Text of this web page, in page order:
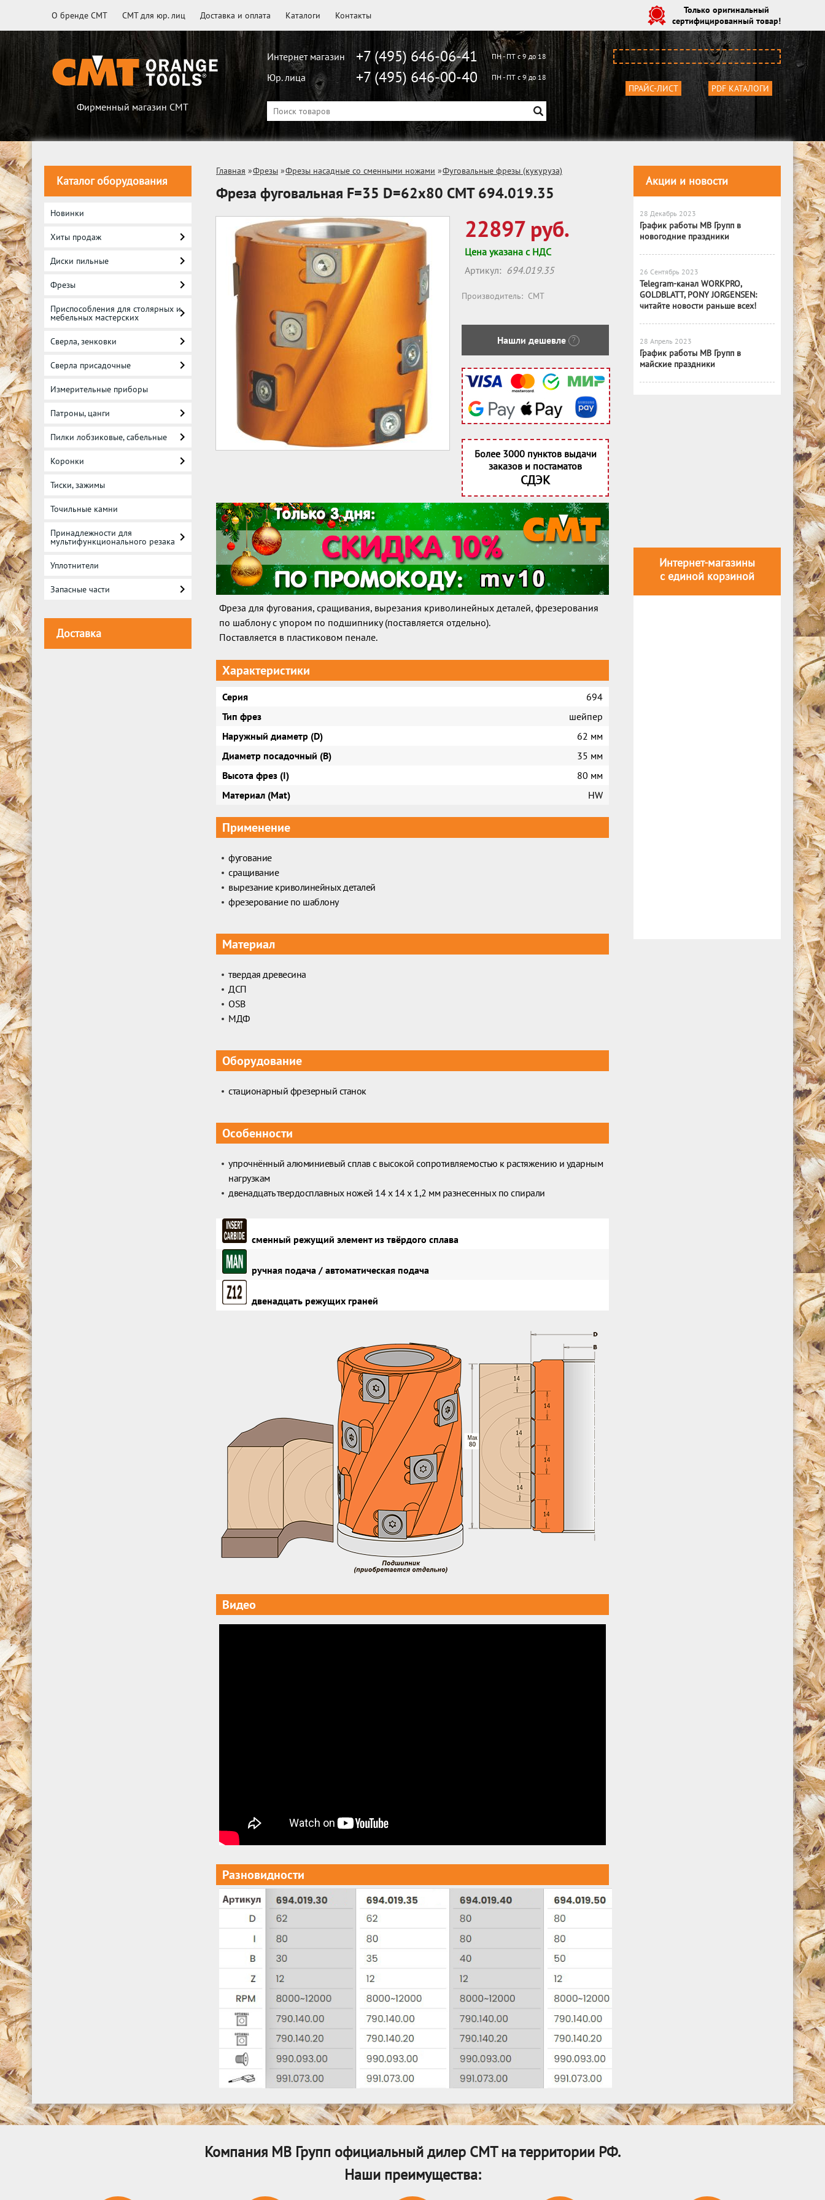
О бренде CMT CMT для юр. лиц Доставка и оплата Каталоги Контакты
Только оригинальный
сертифицированный товар!
Фирменный магазин CMT
Интернет магазин +7 (495) 646-06-41 ПН - ПТ с 9 до 18
Юр. лица +7 (495) 646-00-40 ПН - ПТ с 9 до 18
ПРАЙС-ЛИСТ PDF КАТАЛОГИ
Каталог оборудования
Новинки
Хиты продаж
Диски пильные
Фрезы
Приспособления для столярных и
мебельных мастерских
Сверла, зенковки
Сверла присадочные
Измерительные приборы
Патроны, цанги
Пилки лобзиковые, сабельные
Коронки
Тиски, зажимы
Точильные камни
Принадлежности для
мультифункционального резака
Уплотнители
Запасные части
Доставка
Главная »Фрезы »Фрезы насадные со сменными ножами »Фуговальные фрезы (кукуруза)
Фреза фуговальная F=35 D=62x80 CMT 694.019.35
22897 руб.
Цена указана с НДС
Артикул: 694.019.35
Производитель: CMT
Нашли дешевле ?
Более 3000 пунктов выдачи
заказов и постаматов
СДЭК
Фреза для фугования, сращивания, вырезания криволинейных деталей, фрезерования
по шаблону с упором по подшипнику (поставляется отдельно).
Поставляется в пластиковом пенале.
Характеристики
Серия
694
Тип фрез
шейпер
Наружный диаметр (D)
62 мм
Диаметр посадочный (B)
35 мм
Высота фрез (I)
80 мм
Материал (Mat)
HW
Применение
фугование
сращивание
вырезание криволинейных деталей
фрезерование по шаблону
Материал
твердая древесина
ДСП
OSB
МДФ
Оборудование
стационарный фрезерный станок
Особенности
упрочнённый алюминиевый сплав с высокой сопротивляемостью к растяжению и ударным
нагрузкам
двенадцать твердосплавных ножей 14 x 14 x 1,2 мм разнесенных по спирали
сменный режущий элемент из твёрдого сплава
ручная подача / автоматическая подача
двенадцать режущих граней
Видео
Разновидности
Акции и новости
28 Декабрь 2023
График работы МВ Групп в
новогодние праздники
26 Сентябрь 2023
Telegram-канал WORKPRO,
GOLDBLATT, PONY JORGENSEN:
читайте новости раньше всех!
28 Апрель 2023
График работы МВ Групп в
майские праздники
Интернет-магазины
с единой корзиной
Компания МВ Групп официальный дилер CMT на территории РФ.
Наши преимущества: